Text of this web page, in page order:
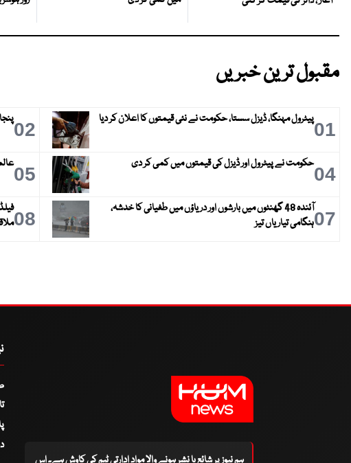
مقبول ترین خبریں
01پیٹرول مہنگا، ڈیزل سستا، حکومت نے نئی قیمتوں کا اعلان کر دیا 02
04حکومت نے پیٹرول اور ڈیزل کی قیمتوں میں کمی کر دی 05
07
آئندہ 48 گھنٹوں میں بارشوں اور دریاؤں میں طغیانی کا خدشہ،
ہنگامی تیاریاں تیز
08